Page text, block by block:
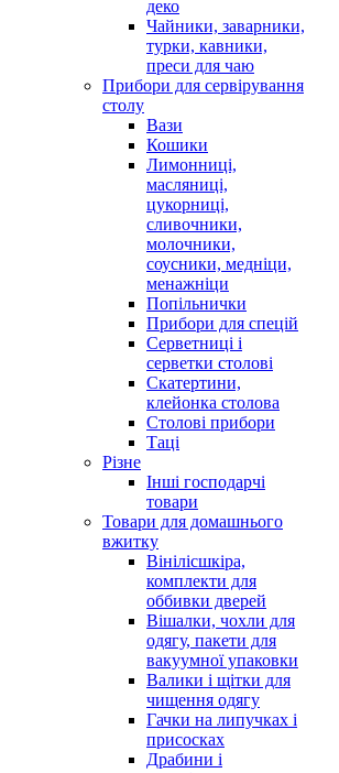
деко
Чайники, заварники,
турки, кавники,
преси для чаю
Прибори для сервірування
столу
Вази
Кошики
Лимонниці,
масляниці,
цукорниці,
сливочники,
молочники,
соусники, медніци,
менажніци
Попільнички
Прибори для спецій
Серветниці і
серветки столові
Скатертини,
клейонка столова
Столові прибори
Таці
Різне
Інші господарчі
товари
Товари для домашнього
вжитку
Вінілісшкіра,
комплекти для
оббивки дверей
Вішалки, чохли для
одягу, пакети для
вакуумної упаковки
Валики і щітки для
чищення одягу
Гачки на липучках і
присосках
Драбини і